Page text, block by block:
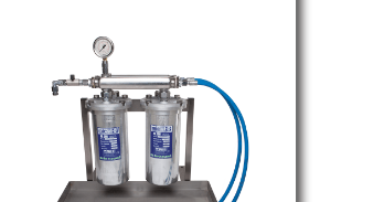
MICFIL AL300
DOUBLE